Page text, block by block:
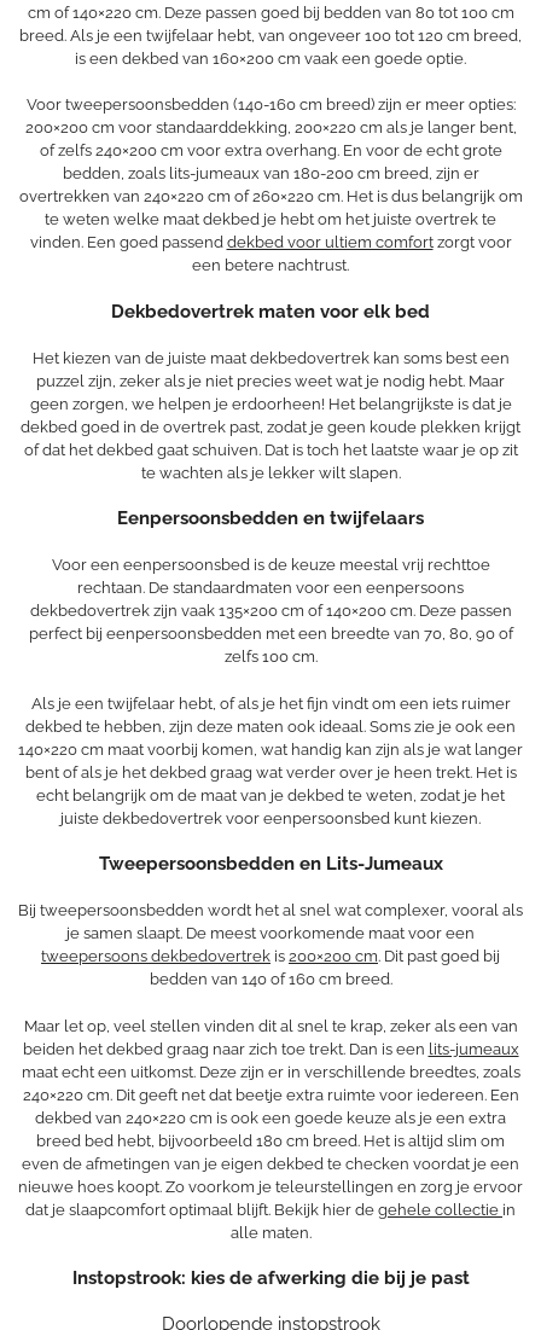
cm of 140×220 cm. Deze passen goed bij bedden van 80 tot 100 cm
breed. Als je een twijfelaar hebt, van ongeveer 100 tot 120 cm breed,
is een dekbed van 160×200 cm vaak een goede optie.
Voor tweepersoonsbedden (140-160 cm breed) zijn er meer opties:
200×200 cm voor standaarddekking, 200×220 cm als je langer bent,
of zelfs 240×200 cm voor extra overhang. En voor de echt grote
bedden, zoals lits-jumeaux van 180-200 cm breed, zijn er
overtrekken van 240×220 cm of 260×220 cm. Het is dus belangrijk om
te weten welke maat dekbed je hebt om het juiste overtrek te
vinden. Een goed passend dekbed voor ultiem comfortzorgt voor
een betere nachtrust.
Dekbedovertrek maten voor elk bed
Het kiezen van de juiste maat dekbedovertrek kan soms best een
puzzel zijn, zeker als je niet precies weet wat je nodig hebt. Maar
geen zorgen, we helpen je erdoorheen! Het belangrijkste is dat je
dekbed goed in de overtrek past, zodat je geen koude plekken krijgt
of dat het dekbed gaat schuiven. Dat is toch het laatste waar je op zit
te wachten als je lekker wilt slapen.
Eenpersoonsbedden en twijfelaars
Voor een eenpersoonsbed is de keuze meestal vrij rechttoe
rechtaan. De standaardmaten voor een eenpersoons
dekbedovertrek zijn vaak 135×200 cm of 140×200 cm. Deze passen
perfect bij eenpersoonsbedden met een breedte van 70, 80, 90 of
zelfs 100 cm.
Als je een twijfelaar hebt, of als je het fijn vindt om een iets ruimer
dekbed te hebben, zijn deze maten ook ideaal. Soms zie je ook een
140×220 cm maat voorbij komen, wat handig kan zijn als je wat langer
bent of als je het dekbed graag wat verder over je heen trekt. Het is
echt belangrijk om de maat van je dekbed te weten, zodat je het
juiste dekbedovertrek voor eenpersoonsbed kunt kiezen.
Tweepersoonsbedden en Lits-Jumeaux
Bij tweepersoonsbedden wordt het al snel wat complexer, vooral als
je samen slaapt. De meest voorkomende maat voor een
tweepersoons dekbedovertrek is 200×200 cm. Dit past goed bij
bedden van 140 of 160 cm breed.
Maar let op, veel stellen vinden dit al snel te krap, zeker als een van
beiden het dekbed graag naar zich toe trekt. Dan is een lits-jumeaux
maat echt een uitkomst. Deze zijn er in verschillende breedtes, zoals
240×220 cm. Dit geeft net dat beetje extra ruimte voor iedereen. Een
dekbed van 240×220 cm is ook een goede keuze als je een extra
breed bed hebt, bijvoorbeeld 180 cm breed. Het is altijd slim om
even de afmetingen van je eigen dekbed te checken voordat je een
nieuwe hoes koopt. Zo voorkom je teleurstellingen en zorg je ervoor
dat je slaapcomfort optimaal blijft. Bekijk hier de gehele collectie in
alle maten.
Instopstrook: kies de afwerking die bij je past
Doorlopende instopstrook